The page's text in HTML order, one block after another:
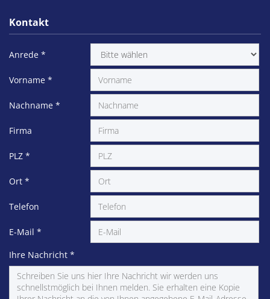
Kontakt
Anrede *
Vorname *
Nachname *
Firma
PLZ *
Ort *
Telefon
E-Mail *
Ihre Nachricht *